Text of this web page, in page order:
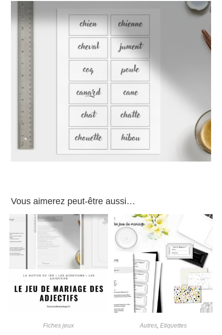
Vous aimerez peut-être aussi…
Fiches jeux Autres,Etiquettes